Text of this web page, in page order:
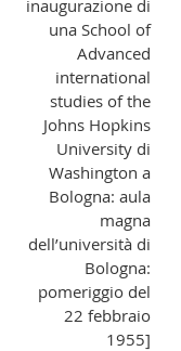
inaugurazione di
una School of
Advanced
international
studies of the
Johns Hopkins
University di
Washington a
Bologna: aula
magna
dell’università di
Bologna:
pomeriggio del
22 febbraio
1955]